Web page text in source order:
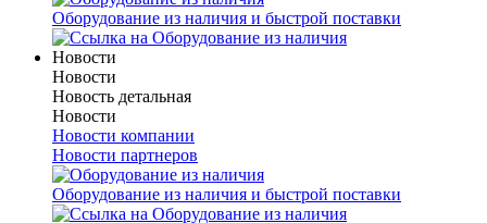
Оборудование из наличия и быстрой поставки
Новости
Новости
Новость детальная
Новости
Новости компании
Новости партнеров
Оборудование из наличия и быстрой поставки